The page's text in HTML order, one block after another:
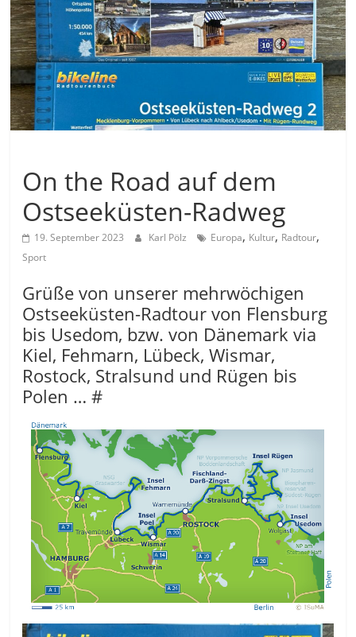
On the Road auf dem
Ostseeküsten-Radweg
19. September 2023 Karl Pölz Europa, Kultur, Radtour,
Sport
Grüße von unserer mehrwöchigen
Ostseeküsten-Radtour von Flensburg
bis Usedom, bzw. von Dänemark via
Kiel, Fehmarn, Lübeck, Wismar,
Rostock, Stralsund und Rügen bis
Polen … #